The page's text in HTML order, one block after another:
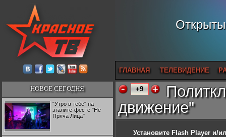
ГЛАВНАЯ ТЕЛЕВИДЕНИЕ
НОВОЕ СЕГОДНЯ
"Утро в тебе" на
эгалите-фесте "Не
Пряча Лица"
+9
движение"
Установите Flash Player и/